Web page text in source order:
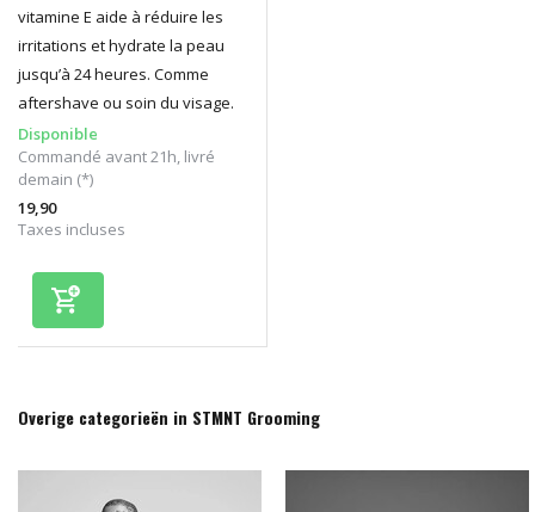
vitamine E aide à réduire les
irritations et hydrate la peau
jusqu’à 24 heures. Comme
aftershave ou soin du visage.
Disponible
Commandé avant 21h, livré
demain (*)
19,90
Taxes incluses
Overige categorieën in STMNT Grooming